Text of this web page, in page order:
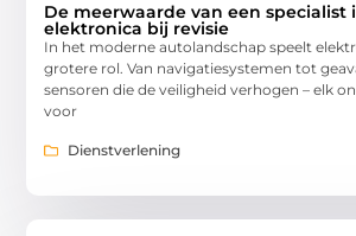
De meerwaarde van een specialist
elektronica bij revisie
In het moderne autolandschap speelt
grotere rol. Van navigatiesystemen tot
sensoren die de veiligheid verhogen – elk
voor
Dienstverlening